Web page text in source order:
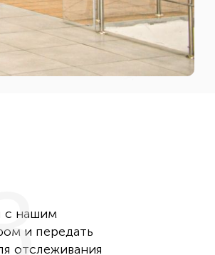
с нашим
и передать
отслеживания